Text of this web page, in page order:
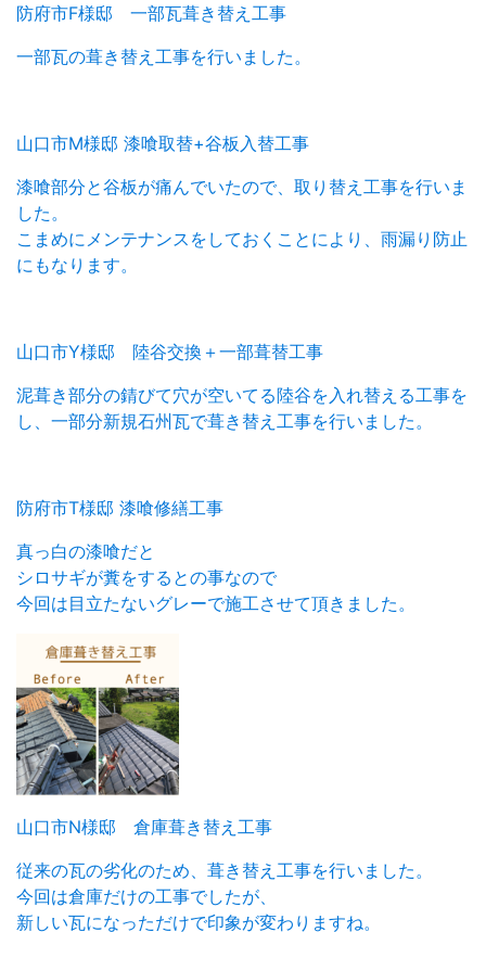
防府市F様邸 一部瓦葺き替え工事
一部瓦の葺き替え工事を行いました。
山口市M様邸 漆喰取替+谷板入替工事
漆喰部分と谷板が痛んでいたので、取り替え工事を行いま
した。
こまめにメンテナンスをしておくことにより、雨漏り防止
にもなります。
山口市Y様邸 陸谷交換＋一部葺替工事
泥葺き部分の錆びて穴が空いてる陸谷を入れ替える工事を
し、一部分新規石州瓦で葺き替え工事を行いました。
防府市T様邸 漆喰修繕工事
真っ白の漆喰だと
シロサギが糞をするとの事なので
今回は目立たないグレーで施工させて頂きました。
山口市N様邸 倉庫葺き替え工事
従来の瓦の劣化のため、葺き替え工事を行いました。
今回は倉庫だけの工事でしたが、
新しい瓦になっただけで印象が変わりますね。